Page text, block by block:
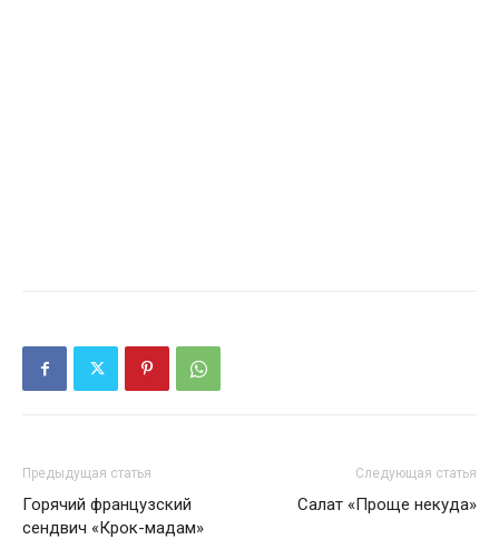
Предыдущая статья
Горячий французский
сендвич «Крок-мадам»
Следующая статья
Салат «Проще некуда»